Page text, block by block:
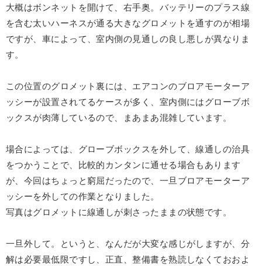
大概はボンネットを開けて、右手奥。バッテリーのプラス線
を含む太いハーネスが通る大きなグロメットを通すのが相場
ですが、車によって、室内側の見通しの良し悪しが異なりま
す。
この位置のグロメット裏には、エアコンのブロアモーターア
ッシーが設置されてるケースが多く、室内側にはグローブボ
ックスが肉薄しているので、まあまあ混雑しています。
場合によっては、グローブボックスを外して、線通しの治具
をつかうことで、比較的カンタンに通せる場合もあります
が、今回はちょっと窮屈だったので、一旦ブロアモーターア
ッシーを外しての作業となりました。
写真はグロメットに線通しが刺さったままの状態です。
一旦外して。というと、なんだが大変な感じがしますが、分
解は必要最低限ですし、正直、整備書を熟読しなくておおよ